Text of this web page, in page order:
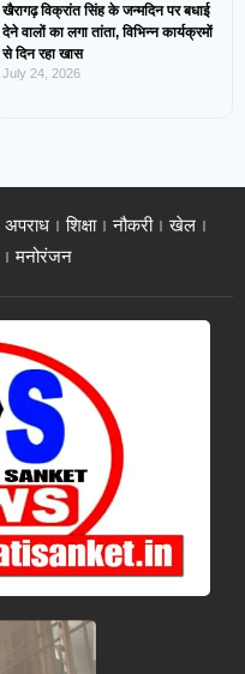
खैरागढ़ विक्रांत सिंह के जन्मदिन पर बधाई
देने वालों का लगा तांता, विभिन्न कार्यक्रमों
से दिन रहा खास
July 24, 2026
अपराध शिक्षा नौकरी
खेल
मनोरंजन